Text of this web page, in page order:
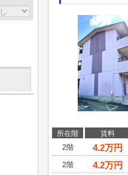
所在階 賃料
2階
4.2万円
2階
4.2万円